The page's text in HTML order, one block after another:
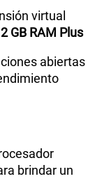
virtual
GB RAM Plus
abiertas
brindar un